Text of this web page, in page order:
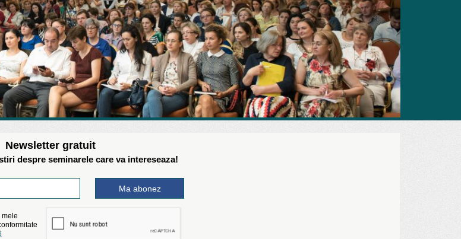
Newsletter gratuit
despre seminarele care va intereseaza!
mele